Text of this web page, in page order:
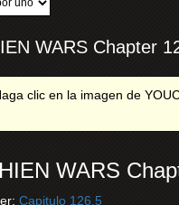
WARS Chapter
clic en la imagen de
WARS
Capitulo 126.5